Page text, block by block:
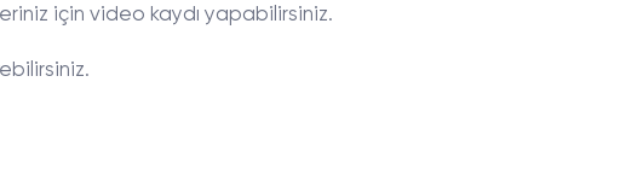
için video kaydı yapabilirsiniz.